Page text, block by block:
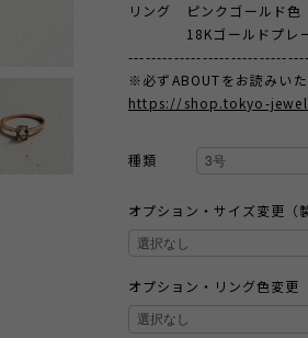
リング ピンクゴールド色
18Kゴールドプレー
※必ずABOUTをお読みいた
https://shop.tokyo-
種類
オプション・サイズ変更（
オプション・リング色変更